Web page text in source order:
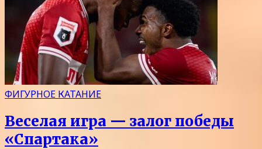
ФИГУРНОЕ КАТАНИЕ
Веселая игра — залог победы
«Спартака»